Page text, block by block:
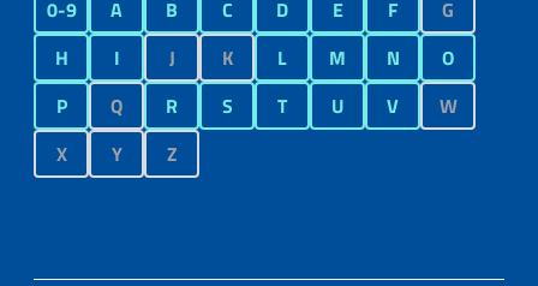
0-9 A B C D E F
G
H
I J K L M N
O
P
Q R S T U V
W
X
Y Z